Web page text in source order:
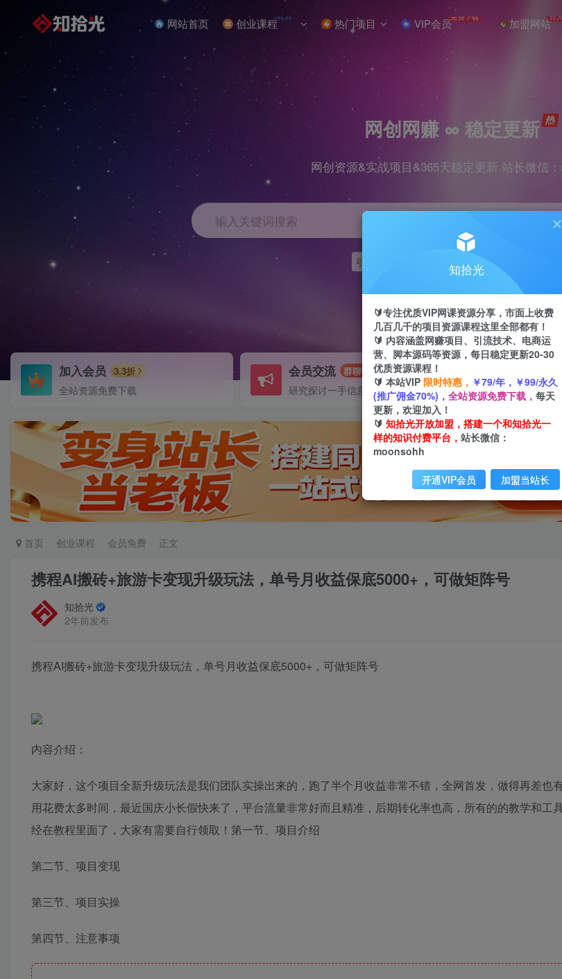
网站首页 创业课程NEW 热门项目 VIP会员免费下载 加盟网站日
网创网赚 ∞ 稳定更新
网创资源&实战项目&365天稳定更新 站长微信
输入关键词搜索
引流 快手 小红书
加入会员 3.3折
全站资源免费下载
会员交流 群聊
研究探讨一手信息差 推广返
首页 创业课程 会员免费 正文
携程AI搬砖+旅游卡变现升级玩法，单号月收益保底5000+，可做矩阵号
知拾光
2年前发布
携程AI搬砖+旅游卡变现升级玩法，单号月收益保底5000+，可做矩阵号
内容介绍：
大家好，这个项目全新升级玩法是我们团队实操出来的，跑了半个月收益非常不错，全网首发，做得再差也
用花费太多时间，最近国庆小长假快来了，平台流量非常好而且精准，后期转化率也高，所有的的教学和工
经在教程里面了，大家有需要自行领取！第一节、项目介绍
第二节、项目变现
第三节、项目实操
第四节、注意事项
知拾光
🔰专注优质VIP网课资源分享，市面上收费
几百几千的项目资源课程这里全部都有！
🔰 内容涵盖网赚项目、引流技术、电商运
营、脚本源码等资源，每日稳定更新20-30
优质资源课程！
🔰 本站VIP 限时特惠， ￥79/年，￥99/永久
(推广佣金70%)， 全站资源免费下载， 每天
更新，欢迎加入！
🔰 知拾光开放加盟，搭建一个和知拾光一
样的知识付费平台， 站长微信：
moonsohh
开通VIP会员 加盟当站长